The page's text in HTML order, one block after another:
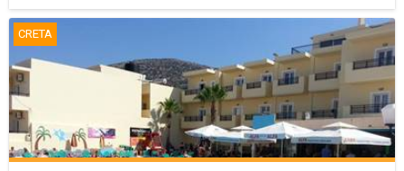
CRETA